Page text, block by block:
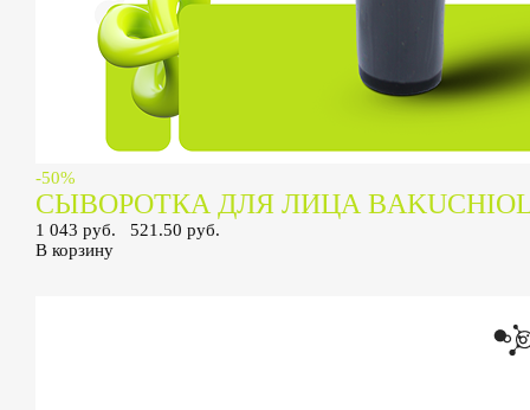
-50%
СЫВОРОТКА ДЛЯ ЛИЦА
1 043 руб.
521.50 руб.
В корзину